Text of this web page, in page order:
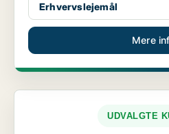
Erhvervslejemål
Mere
UDVALGTE